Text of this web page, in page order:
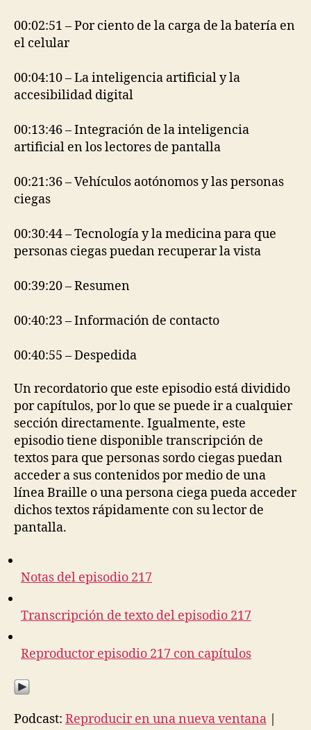
00:02:51 – Por ciento de la carga de la batería en
el celular
00:04:10 – La inteligencia artificial y la
accesibilidad digital
00:13:46 – Integración de la inteligencia
artificial en los lectores de pantalla
00:21:36 – Vehículos aotónomos y las personas
ciegas
00:30:44 – Tecnología y la medicina para que
personas ciegas puedan recuperar la vista
00:39:20 – Resumen
00:40:23 – Información de contacto
00:40:55 – Despedida
Un recordatorio que este episodio está dividido
por capítulos, por lo que se puede ir a cualquier
sección directamente. Igualmente, este
episodio tiene disponible transcripción de
textos para que personas sordo ciegas puedan
acceder a sus contenidos por medio de una
línea Braille o una persona ciega pueda acceder
dichos textos rápidamente con su lector de
pantalla.
Notas del episodio 217
Transcripción de texto del episodio 217
Reproductor episodio 217 con capítulos
Podcast: Reproducir en una nueva ventana